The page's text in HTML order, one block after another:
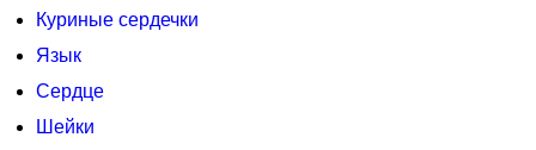
Куриные сердечки
Язык
Сердце
Шейки